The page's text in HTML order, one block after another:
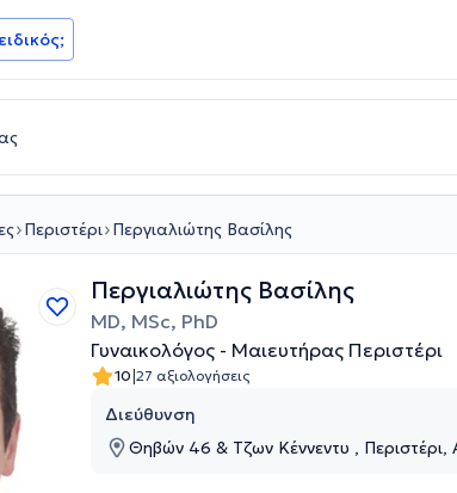
Περιστέρι Περγιαλιώτης Βασίλης
Περγιαλιώτης Βασίλης
MD, MSc, PhD
Γυναικολόγος - Μαιευτήρας Περιστέρι
10|27 αξιολογήσεις
Διεύθυνση
Θηβών 46 & Τζων Κέννεντυ , Περιστέρι,